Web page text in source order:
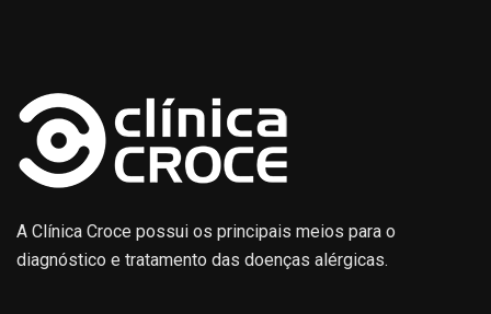
A Clínica Croce possui os principais meios para o
diagnóstico e tratamento das doenças alérgicas.